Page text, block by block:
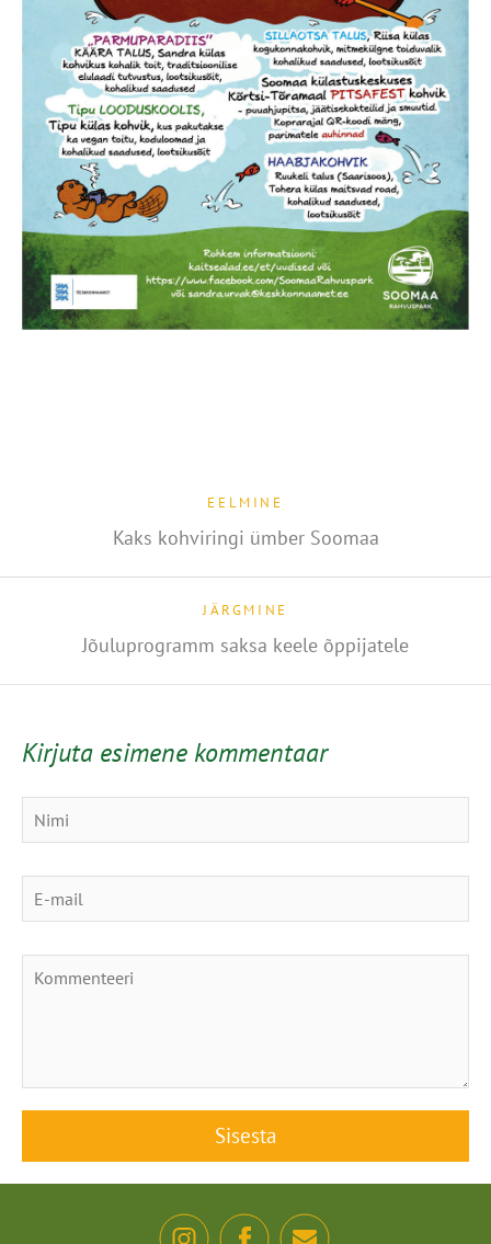
EELMINE
Kaks kohviringi ümber Soomaa
JÄRGMINE
Jõuluprogramm saksa keele õppijatele
Kirjuta esimene kommentaar